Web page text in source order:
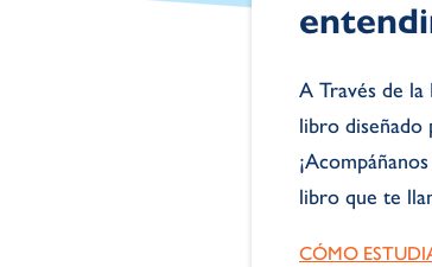
A Través de la
libro diseñado
libro que te
CÓMO